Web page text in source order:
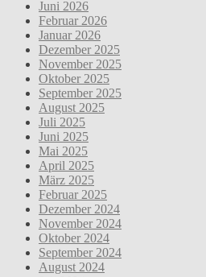
Juni 2026
Februar 2026
Januar 2026
Dezember 2025
November 2025
Oktober 2025
September 2025
August 2025
Juli 2025
Juni 2025
Mai 2025
April 2025
März 2025
Februar 2025
Dezember 2024
November 2024
Oktober 2024
September 2024
August 2024